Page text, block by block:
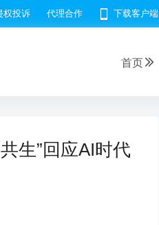
权投诉 代理合作 下载客户端
首页
生”回应AI时代